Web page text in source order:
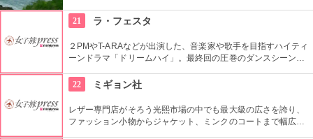
ァーたちが集まります。夕日が絶景なことでも知られていま
す。
21 ラ・フェスタ
２PMやT-ARAなどが出演した、音楽家や歌手を目指すハイティ
ーンドラマ「ドリームハイ」。最終回の圧巻のダンスシーンが
でした。ロケ地堪能だけでなく、お買い物も楽しめます。ソウ
ルから1時間弱。
22 ミギョン社
レザー専門店がそろう光熙市場の中でも最大級の広さを誇り、
ファッション小物からジャケット、ミンクのコートまで幅広い